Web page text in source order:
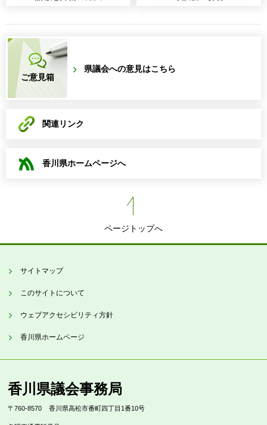
ご意見箱
県議会への意見はこちら
関連リンク
香川県ホームページへ
ページトップへ
サイトマップ
このサイトについて
ウェブアクセシビリティ方針
香川県ホームページ
香川県議会事務局
〒760-8570 香川県高松市番町四丁目1番10号